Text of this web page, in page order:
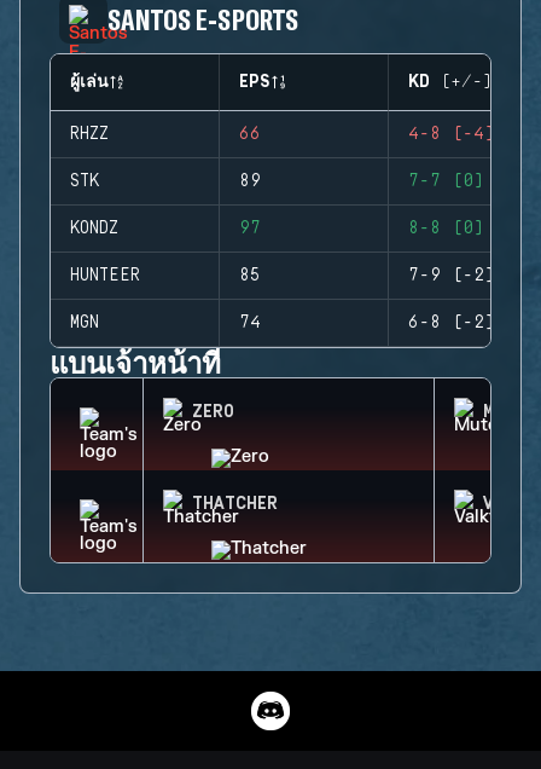
SANTOS E-SPORTS
ผู้เล่น EPS KD (+/-)
RHZZ 66 4-8 (-4)
STK 89 7-7 (0)
KONDZ 97 8-8 (0)
HUNTEER 85 7-9 (-2)
MGN 74 6-8 (-2)
แบนเจ้าหน้าที่
ZERO MUTE
THATCHER